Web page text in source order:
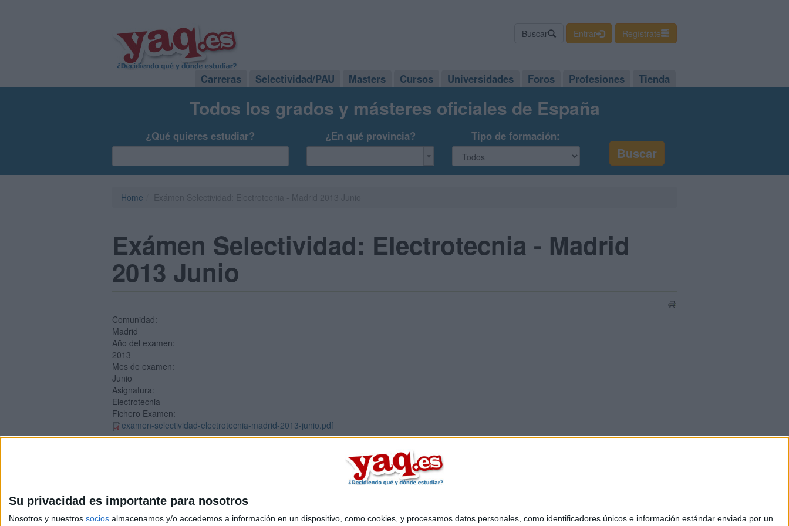
Su privacidad es importante para nosotros
Nosotros y nuestros socios almacenamos y/o accedemos a información en un dispositivo, como cookies, y procesamos datos personales, como identificadores únicos e información estándar enviada por un
Buscar Entrar Regístrate
Carreras Selectividad/PAU Masters Cursos Universidades Foros Profesiones Tienda
Todos los grados y másteres oficiales de España
¿Qué quieres estudiar? ¿En qué provincia? Tipo de formación:
Home
Exámen Selectividad: Electrotecnia - Madrid
2013 Junio
Comunidad:
Madrid
Año del examen:
2013
Mes de examen:
Junio
Asignatura:
Electrotecnia
Fichero Examen:
examen-selectividad-electrotecnia-madrid-2013-junio.pdf
Quiénes somos|Contactar|Anúnciate